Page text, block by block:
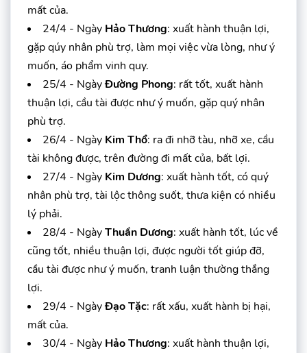
mất của.
24/4 - Ngày Hảo Thương: xuất hành thuận lợi,
gặp qúy nhân phù trợ, làm mọi việc vừa lòng, như ý
muốn, áo phẩm vinh quy.
25/4 - NgàyĐường Phong: rất tốt, xuất hành
thuận lợi, cầu tài được như ý muốn, gặp quý nhân
phù trợ.
26/4 - Ngày Kim Thổ: ra đi nhỡ tàu, nhỡ xe, cầu
tài không được, trên đường đi mất của, bất lợi.
27/4 - Ngày Kim Dương: xuất hành tốt, có quý
nhân phù trợ, tài lộc thông suốt, thưa kiện có nhiều
lý phải.
28/4 - NgàyThuần Dương: xuất hành tốt, lúc về
cũng tốt, nhiều thuận lợi, được người tốt giúp đỡ,
cầu tài được như ý muốn, tranh luận thường thắng
lợi.
29/4 - NgàyĐạo Tặc: rất xấu, xuất hành bị hại,
mất của.
30/4 - Ngày Hảo Thương: xuất hành thuận lợi,